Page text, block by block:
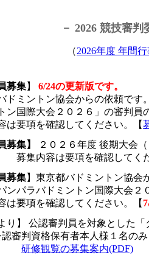
－ 2026 競技審
（2026年度 年間
募集】
6/24の更新版です。
ドミントン協会からの依頼です
ン国際大会２０２６」の審判員
は要項を確認してください。【
募集】
２０２６年度 後期大会
募集内容は要項を確認してく
募集】 東京都バドミントン協会
ンパラバドミントン国際大会２
は要項を確認してください。【
り】 公認審判員を対象とした「
審判資格保有者本人様１名の
研修観覧の募集案内(PDF)